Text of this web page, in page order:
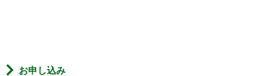
お申し込み